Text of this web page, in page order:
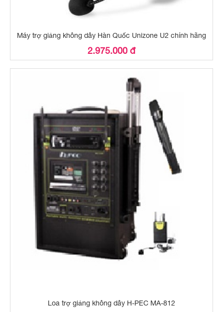
Máy trợ giảng không dây Hàn Quốc Unizone U2 chính hãng
2.975.000 đ
Loa trợ giảng không dây H-PEC MA-812